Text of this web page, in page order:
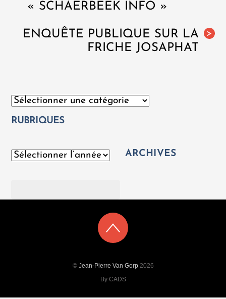
« SCHAERBEEK INFO »
>
ENQUÊTE PUBLIQUE SUR LA
FRICHE JOSAPHAT
Catégories
RUBRIQUES
Archives ARCHIVES
© Jean-Pierre Van Gorp2026
By CADS